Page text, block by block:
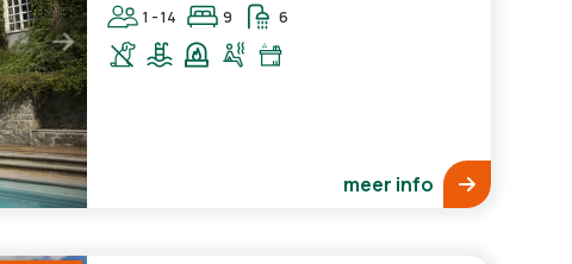
1 - 14 9 6
meer info